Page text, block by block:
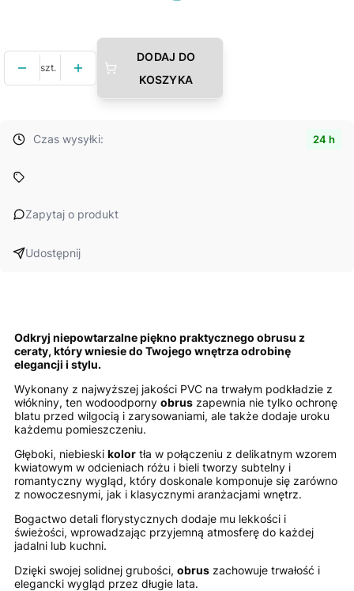
szt.
DODAJ DO
KOSZYKA
Czas wysyłki: 24 h
Zapytaj o produkt
Udostępnij
Odkryj niepowtarzalne piękno praktycznego obrusu z
ceraty, który wniesie do Twojego wnętrza odrobinę
elegancji i stylu.
Wykonany z najwyższej jakości PVC na trwałym podkładzie z
włókniny, ten wodoodporny obrus zapewnia nie tylko ochronę
blatu przed wilgocią i zarysowaniami, ale także dodaje uroku
każdemu pomieszczeniu.
Głęboki, niebieski kolor tła w połączeniu z delikatnym wzorem
kwiatowym w odcieniach różu i bieli tworzy subtelny i
romantyczny wygląd, który doskonale komponuje się zarówno
z nowoczesnymi, jak i klasycznymi aranżacjami wnętrz.
Bogactwo detali florystycznych dodaje mu lekkości i
świeżości, wprowadzając przyjemną atmosferę do każdej
jadalni lub kuchni.
Dzięki swojej solidnej grubości, obrus zachowuje trwałość i
elegancki wygląd przez długie lata.